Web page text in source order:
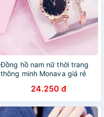
Đồng hồ nam nữ thời trang
thông minh Monava giá rẻ
24.250 đ